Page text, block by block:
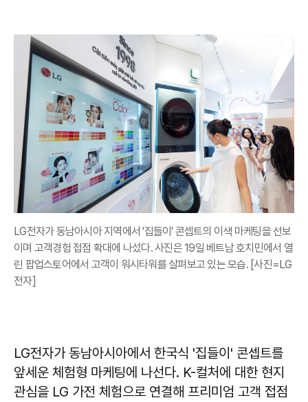
LG전자가 동남아시아 지역에서 '집들이' 콘셉트의 이색 마케팅을 선보
이며 고객경험 접점 확대에 나섰다. 사진은 19일 베트남 호치민에서 열
린 팝업스토어에서 고객이 워시타워를 살펴보고 있는 모습. [사진=LG
전자]
LG전자가 동남아시아에서 한국식 '집들이' 콘셉트를
앞세운 체험형 마케팅에 나선다. K-컬처에 대한 현지
관심을 LG 가전 체험으로 연결해 프리미엄 고객 접점